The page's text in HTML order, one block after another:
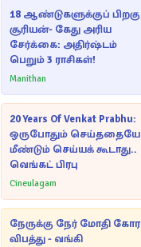
18 ஆண்டுகளுக்குப் பிறகு
சூரியன்- கேது அரிய
சேர்க்கை: அதிர்ஷ்டம்
பெறும் 3 ராசிகள்!
Manithan
20 Years Of Venkat Prabhu:
ஒருபோதும் செய்ததையே
மீண்டும் செய்யக் கூடாது..
வெங்கட் பிரபு
Cineulagam
நேருக்கு நேர் மோதி கோர
விபத்து - வங்கி